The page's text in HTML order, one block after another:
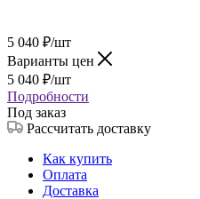
5 040 ₽/шт
Варианты цен
5 040 ₽/шт
Подробности
Под заказ
Рассчитать доставку
Как купить
Оплата
Доставка